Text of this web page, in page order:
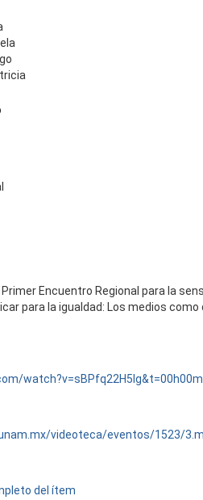
Encuentro Regional para la
para la igualdad: Los medios
videoteca/eventos/1523/
del ítem